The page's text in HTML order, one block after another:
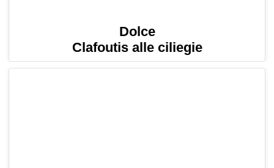
Dolce
Clafoutis alle ciliegie